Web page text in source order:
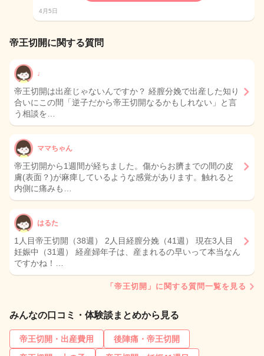
4月5日
帝王切開に関する質問
♩
帝王切開は出産じゃないんですか？ 経膣分娩で出産した知り
合いにこの間「逆子だから帝王切開なるかもしれない」と言
う相談を…
ママちゃん
帝王切開から1週間が経ちました。傷からお臍までの間の皮
膚(表面？)が麻痺しているような感覚があります。触れると
内側に痛みも…
はるた
1人目帝王切開（38週） 2人目経膣分娩（41週） 現在3人目
妊娠中（31週） 経産婦年子は、産まれるの早いって本当なん
ですかね！…
「帝王切開」に関する質問一覧を見る
みんなの口コミ・体験談まとめから見る
帝王切開・出産費用
後陣痛・帝王切開